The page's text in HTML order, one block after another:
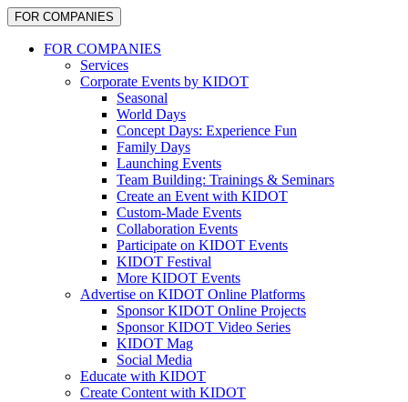
FOR COMPANIES
FOR COMPANIES
Services
Corporate Events by KIDOT
Seasonal
World Days
Concept Days: Experience Fun
Family Days
Launching Events
Team Building: Trainings & Seminars
Create an Event with KIDOT
Custom-Made Events
Collaboration Events
Participate on KIDOT Events
KIDOT Festival
More KIDOT Events
Advertise on KIDOT Online Platforms
Sponsor KIDOT Online Projects
Sponsor KIDOT Video Series
KIDOT Mag
Social Media
Educate with KIDOT
Create Content with KIDOT